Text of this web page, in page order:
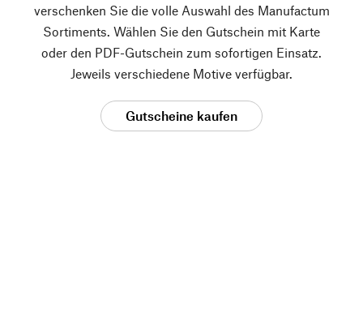
verschenken Sie die volle Auswahl des Manufactum
Sortiments. Wählen Sie den Gutschein mit Karte
oder den PDF-Gutschein zum sofortigen Einsatz.
Jeweils verschiedene Motive verfügbar.
Gutscheine kaufen